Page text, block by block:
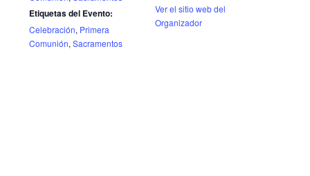
Etiquetas del Evento:
Celebración, Primera
Comunión,Sacramentos
Ver el sitio web del
Organizador